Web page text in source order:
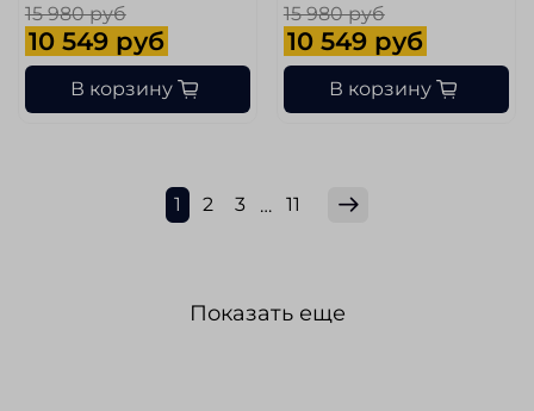
15 980 руб
10 549 руб
В корзину
15 980 руб
10 549 руб
В корзину
1 2 3 … 11
Показать еще